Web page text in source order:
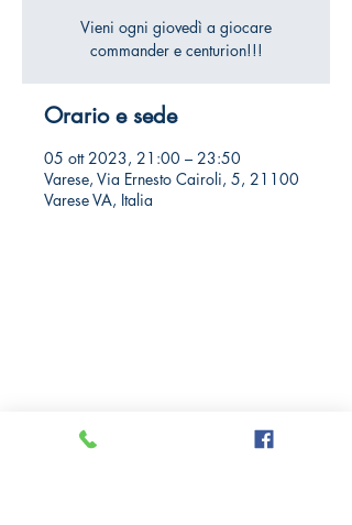
Vieni ogni giovedì a giocare
commander e centurion!!!
Orario e sede
05 ott 2023, 21:00 – 23:50
Varese, Via Ernesto Cairoli, 5, 21100
Varese VA, Italia
Privacy Policy